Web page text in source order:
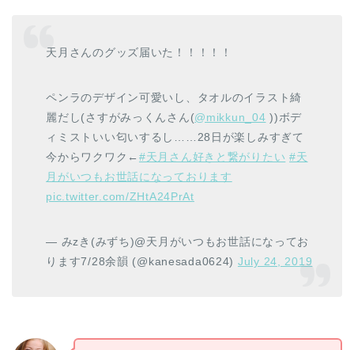
天月さんのグッズ届いた！！！！！
ペンラのデザイン可愛いし、タオルのイラスト綺
麗だし(さすがみっくんさん(@mikkun_04 ))ボデ
ィミストいい匂いするし……28日が楽しみすぎて
今からワクワク← #天月さん好きと繋がりたい #天
月がいつもお世話になっております
pic.twitter.com/ZHtA24PrAt
— みzき(みずち)@天月がいつもお世話になってお
ります7/28余韻 (@kanesada0624) July 24, 2019